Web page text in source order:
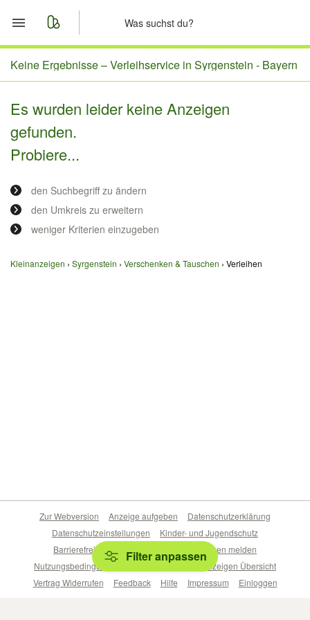
Start
Nachrichten
Anzeige aufgeben
Keine Ergebnisse –Verleihservice in Syrgenstein - Bayern
Es wurden leider keine Anzeigen
gefunden.
Probiere...
den Suchbegriff zu ändern
den Umkreis zu erweitern
weniger Kriterien einzugeben
Kleinanzeigen Syrgenstein Verschenken & Tauschen Verleihen
Filter anpassen
Zur Webversion Anzeige aufgeben
Datenschutzerklärung
Datenschutzeinstellungen
Kinder- und Jugendschutz
Barrierefreiheitserklärung
Sicherheitslücken melden
Nutzungsbedingungen
Beliebte Suchen
Anzeigen Übersicht
Vertrag Widerrufen
Feedback Hilfe Impressum Einloggen